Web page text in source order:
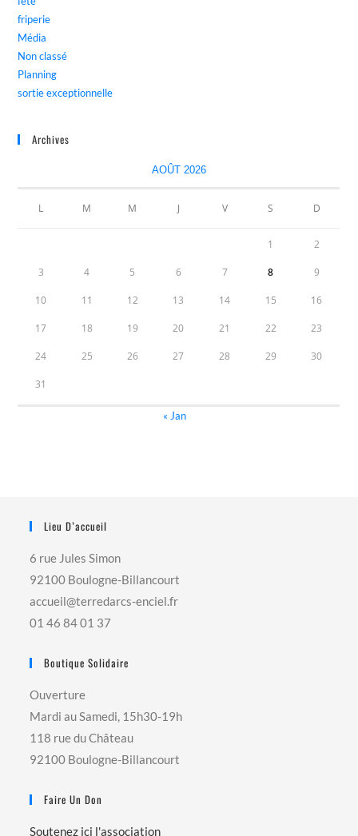
friperie
Média
Non classé
Planning
sortie exceptionnelle
Archives
AOÛT 2026
L M M J V S D
1 2
3 4 5 6 7 8 9
10 11 12 13 14 15 16
17 18 19 20 21 22 23
24 25 26 27 28 29 30
31
« Jan
Lieu D’accueil
6 rue Jules Simon
92100 Boulogne-Billancourt
accueil@terredarcs-enciel.fr
01 46 84 01 37
Boutique Solidaire
Ouverture
Mardi au Samedi, 15h30-19h
118 rue du Château
92100 Boulogne-Billancourt
Faire Un Don
Soutenez ici l'association